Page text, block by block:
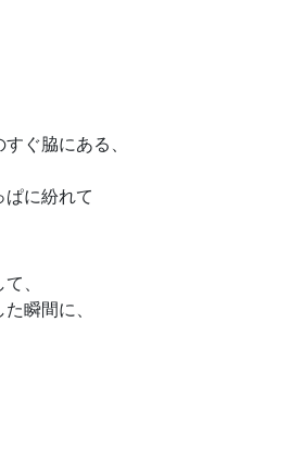
ぐ脇にある、
ぱに紛れて
、
瞬間に、